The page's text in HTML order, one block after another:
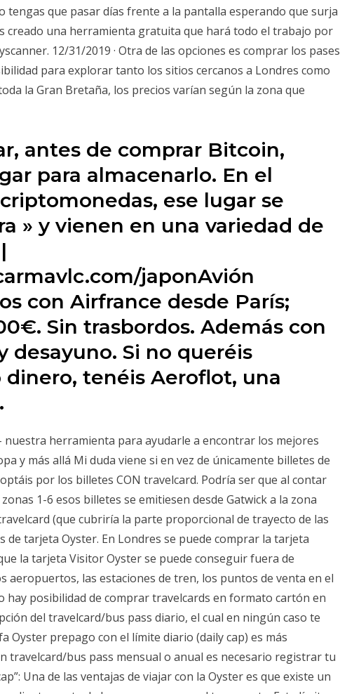
tengas que pasar días frente a la pantalla esperando que surja
creado una herramienta gratuita que hará todo el trabajo por
12/31/2019 · Otra de las opciones es comprar los pases
para explorar tanto los sitios cercanos a Londres como
la Gran Bretaña, los precios varían según la zona que
antes de comprar Bitcoin,
para almacenarlo. En el
ese lugar se
» y vienen en una variedad de
japonAvión
con Airfrance desde París;
Sin trasbordos. Además con
desayuno. Si no queréis
dinero, tenéis Aeroflot, una
nuestra herramienta para ayudarle a encontrar los mejores
y más allá Mi duda viene si en vez de únicamente billetes de
por los billetes CON travelcard. Podría ser que al contar
1-6 esos billetes se emitiesen desde Gatwick a la zona
(que cubriría la parte proporcional de trayecto de las
de tarjeta Oyster. En Londres se puede comprar la tarjeta
la tarjeta Visitor Oyster se puede conseguir fuera de
aeropuertos, las estaciones de tren, los puntos de venta en el
posibilidad de comprar travelcards en formato cartón en
del travelcard/bus pass diario, el cual en ningún caso te
Oyster prepago con el límite diario (daily cap) es más
travelcard/bus pass mensual o anual es necesario registrar tu
Una de las ventajas de viajar con la Oyster es que existe un